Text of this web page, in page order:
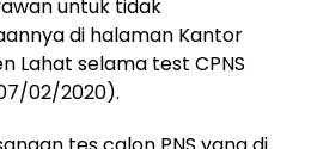
untuk tidak
di halaman Kantor
Lahat selama test CPNS
02/2020).